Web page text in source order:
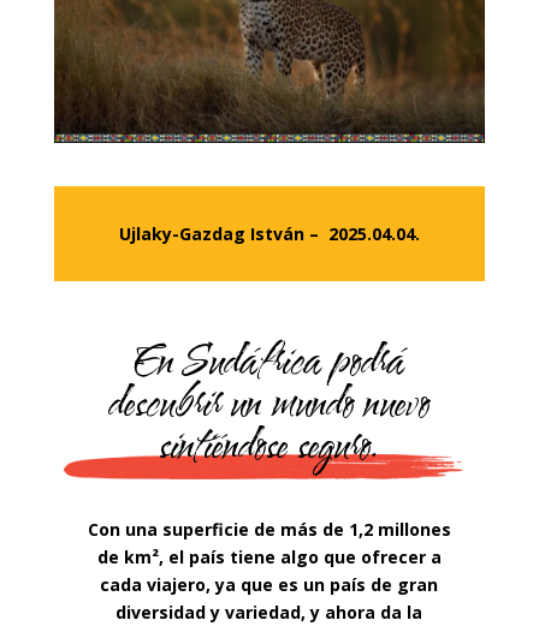
Ujlaky-Gazdag István – 2025.04.04.
En Sudáfrica podrá
descubrir un mundo nuevo
sintiéndose seguro.
Con una superficie de más de 1,2 millones
de km², el país tiene algo que ofrecer a
cada viajero, ya que es un país de gran
diversidad y variedad, y ahora da la